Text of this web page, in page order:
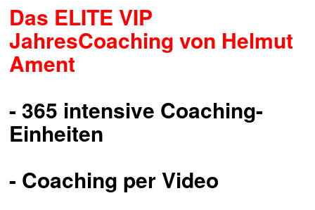
Das ELITE VIP
JahresCoaching von Helmut
Ament
- 365 intensive Coaching-
Einheiten
- Coaching per Video